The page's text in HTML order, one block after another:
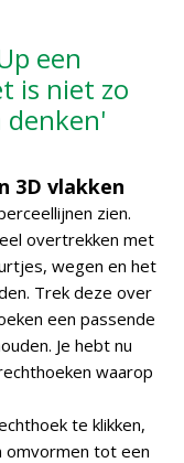
een
is niet zo
denken'
3D vlakken
zien.
overtrekken met
wegen en het
Trek deze over
een passende
Je hebt nu
waarop
te klikken,
omvormen tot een